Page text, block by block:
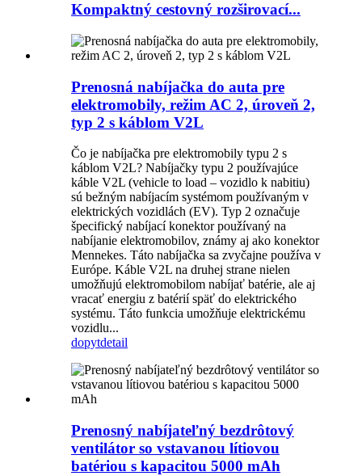
Kompaktný cestovný rozširovací...
Prenosná nabíjačka do auta pre
elektromobily, režim AC 2, úroveň 2,
typ 2 s káblom V2L
Čo je nabíjačka pre elektromobily typu 2 s
káblom V2L? Nabíjačky typu 2 používajúce
káble V2L (vehicle to load – vozidlo k nabitiu)
sú bežným nabíjacím systémom používaným v
elektrických vozidlách (EV). Typ 2 označuje
špecifický nabíjací konektor používaný na
nabíjanie elektromobilov, známy aj ako konektor
Mennekes. Táto nabíjačka sa zvyčajne používa v
Európe. Káble V2L na druhej strane nielen
umožňujú elektromobilom nabíjať batérie, ale aj
vracať energiu z batérií späť do elektrického
systému. Táto funkcia umožňuje elektrickému
vozidlu...
dopytdetail
Prenosný nabíjateľný bezdrôtový
ventilátor so vstavanou lítiovou
batériou s kapacitou 5000 mAh